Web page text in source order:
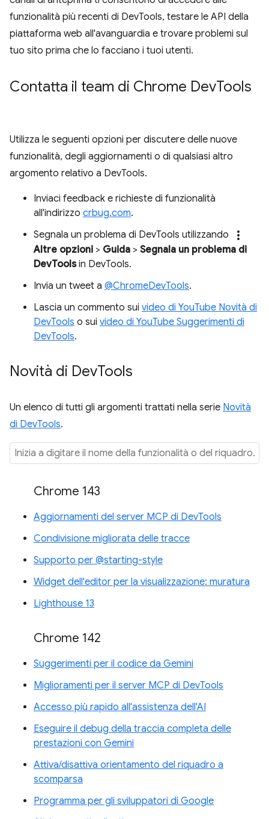
funzionalità più recenti di DevTools, testare le API della
piattaforma web all'avanguardia e trovare problemi sul
tuo sito prima che lo facciano i tuoi utenti.
Contatta il team di Chrome DevTools
Utilizza le seguenti opzioni per discutere delle nuove
funzionalità, degli aggiornamenti o di qualsiasi altro
argomento relativo a DevTools.
Inviaci feedback e richieste di funzionalità
all'indirizzo crbug.com.
Segnala un problema di DevTools utilizzando
more_vert
Altre opzioni > Guida > Segnala un problema di
DevToolsin DevTools.
Invia un tweet a @ChromeDevTools.
Lascia un commento sui video di YouTube Novità di
DevTools o sui video di YouTube Suggerimenti di
DevTools.
Novità di DevTools
Un elenco di tutti gli argomenti trattati nella serie Novità
di DevTools.
Chrome 143
Aggiornamenti del server MCP di DevTools
Condivisione migliorata delle tracce
Supporto per @starting-style
Widget dell'editor per la visualizzazione: muratura
Lighthouse 13
Chrome 142
Suggerimenti per il codice da Gemini
Miglioramenti per il server MCP di DevTools
Accesso più rapido all'assistenza dell'AI
Eseguire il debug della traccia completa delle
prestazioni con Gemini
Attiva/disattiva orientamento del riquadro a
scomparsa
Programma per gli sviluppatori di Google